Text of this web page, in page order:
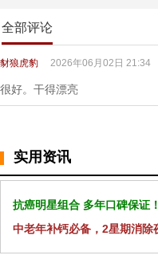
全部评论
豺狼虎豹 2026年06月02日 21:34
很好。干得漂亮
实用资讯
抗癌明星组合 多年口碑保证
中老年补钙必备，2星期消